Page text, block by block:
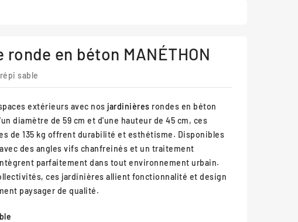
en béton MANÉTHON
sable
extérieurs avec nos jardinières rondes en béton
diamètre de 59 cm et d'une hauteur de 45 cm, ces
de 135 kg offrent durabilité et esthétisme. Disponibles
des angles vifs chanfreinés et un traitement
parfaitement dans tout environnement urbain.
ces jardinières allient fonctionnalité et design
paysager de qualité.